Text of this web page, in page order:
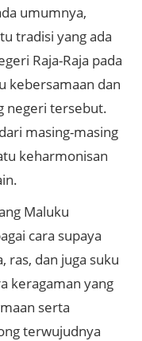
umumnya,
tradisi yang ada
Raja-Raja pada
kebersamaan dan
negeri tersebut.
masing-masing
keharmonisan
Maluku
cara supaya
ras, dan juga suku
keragaman yang
serta
terwujudnya